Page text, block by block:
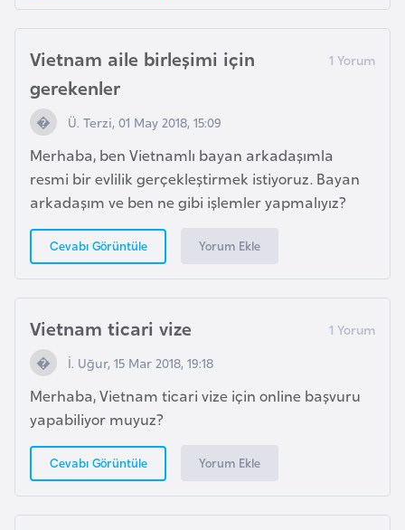
Vietnam aile birleşimi için
gerekenler
Ü. Terzi, 01 May 2018, 15:09
Merhaba, ben Vietnamlı bayan arkadaşımla
resmi bir evlilik gerçekleştirmek istiyoruz. Bayan
arkadaşım ve ben ne gibi işlemler yapmalıyız?
Cevabı Görüntüle Yorum Ekle
Vietnam ticari vize
İ. Uğur, 15 Mar 2018, 19:18
Merhaba, Vietnam ticari vize için online başvuru
yapabiliyor muyuz?
Cevabı Görüntüle Yorum Ekle
r
l
a
n
d
a
İ
s
p
n
y
a
İ
s
r
a
l